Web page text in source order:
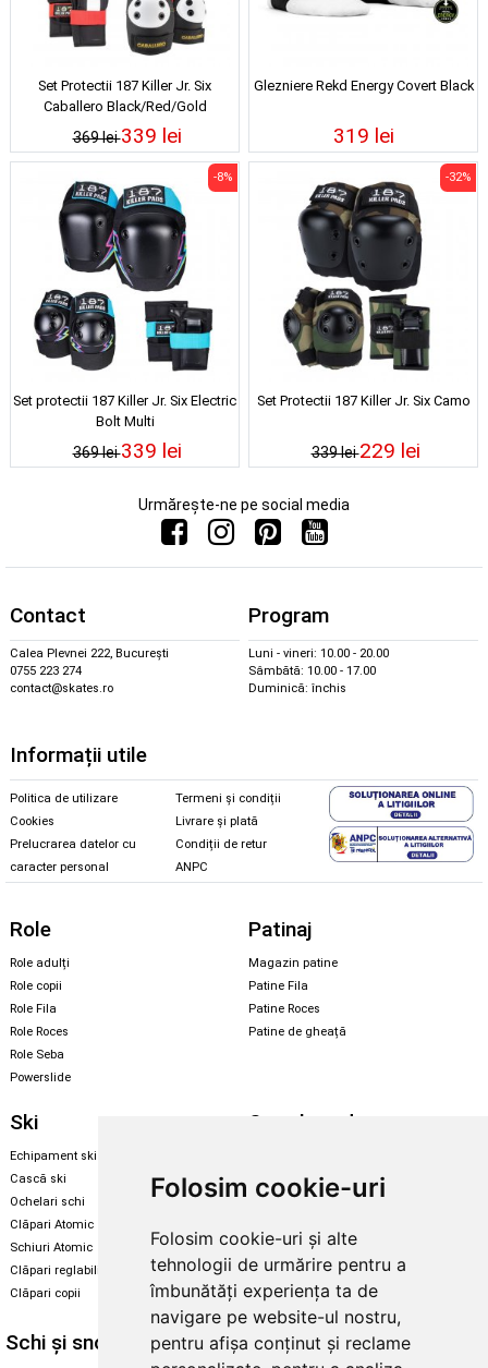
Folosim cookie-uri
Folosim cookie-uri și alte
tehnologii de urmărire pentru a
îmbunătăți experiența ta de
navigare pe website-ul nostru,
pentru afișa conținut și reclame
Set Protectii 187 Killer Jr. Six
Caballero Black/Red/Gold
369 lei339 lei
Glezniere Rekd Energy Covert Black
319 lei
Set protectii 187 Killer Jr. Six Electric
Bolt Multi
369 lei
-8%
339 lei
Set Protectii 187 Killer Jr. Six Camo
339 lei
-32%
229 lei
Urmărește-ne pe social media
Contact
Calea Plevnei 222, București
0755 223 274
contact@skates.ro
Program
Luni - vineri: 10.00 - 20.00
Sâmbătă: 10.00 - 17.00
Duminică: închis
Informații utile
Politica de utilizare
Cookies
Prelucrarea datelor cu
caracter personal
Termeni și condiții
Livrare și plată
Condiții de retur
ANPC
Role
Role adulți
Role copii
Role Fila
Role Roces
Role Seba
Powerslide
Patinaj
Magazin patine
Patine Fila
Patine Roces
Patine de gheață
Ski
Echipament ski
Cască ski
Ochelari schi
Clăpari Atomic
Schiuri Atomic
Clăpari reglabili
Clăpari copii
Snowboard
Echipament snowboard
Legături Rome SDS
Skate & longboard
Enuff Skateboards
Schi și snowboard Diverse